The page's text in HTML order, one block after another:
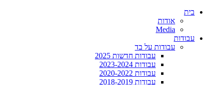
בית
אודות
Media
עבודות
עבודות על בד
עבודות חדשות 2025
עבודות 2023-2024
עבודות 2020-2022
עבודות 2018-2019